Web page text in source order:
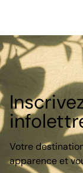
Votre
apparence et